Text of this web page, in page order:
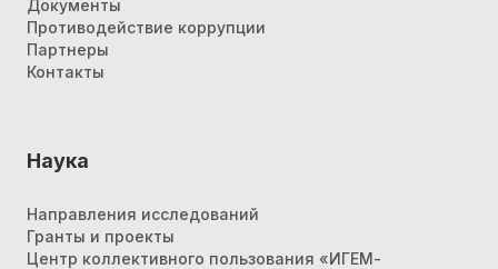
Документы
Противодействие коррупции
Партнеры
Контакты
Наука
Направления исследований
Гранты и проекты
Центр коллективного пользования «ИГЕМ-